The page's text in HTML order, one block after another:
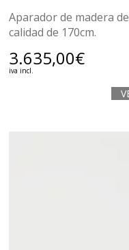
Aparador de madera
calidad de 170cm.
3.635,00€
iva incl.